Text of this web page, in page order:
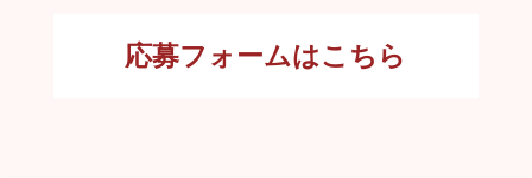
応募フォームはこちら